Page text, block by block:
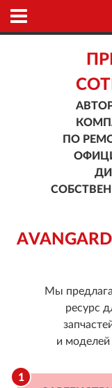
ПО
Мы
ресурс
и моделей